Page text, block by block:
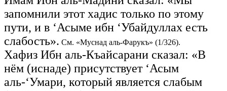
запомнили этот хадис только по этому
пути, и в ‘Асыме ибн ‘Убайдуллах есть
слабость». См. «Муснад аль-Фарукъ» (1/326).
Хафиз Ибн аль-Къайсарани сказал: «В
нём (иснаде) присутствует ‘Асым
аль-‘Умари, который является слабым